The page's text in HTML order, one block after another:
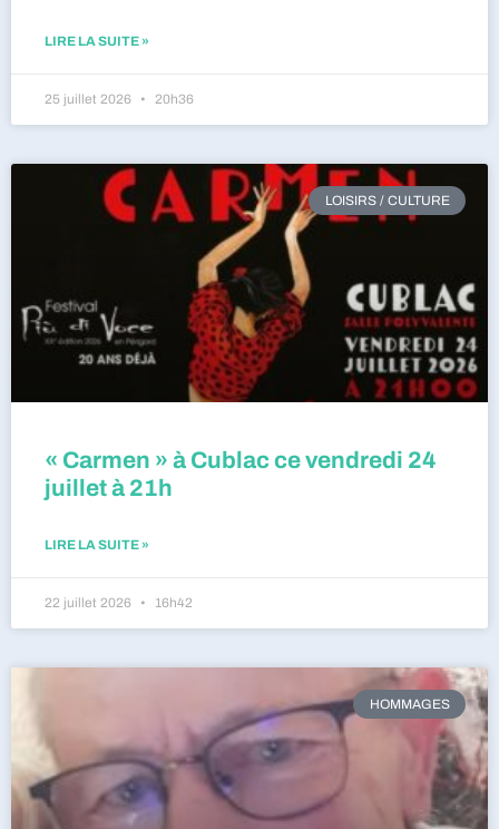
LIRE LA SUITE »
25 juillet 2026 20h36
LOISIRS / CULTURE
« Carmen » à Cublac ce vendredi 24
juillet à 21h
LIRE LA SUITE »
22 juillet 2026 16h42
HOMMAGES